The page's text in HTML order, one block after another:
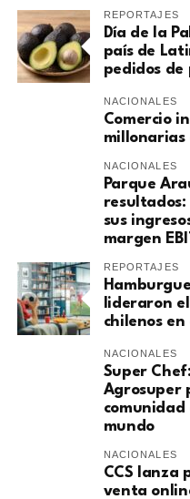
REPORTAJES
Día de la
país de
pedidos de
NACIONALES
Comercio
millonarias
NACIONALES
Parque
resultados:
sus
margen
REPORTAJES
lideraron
chilenos
NACIONALES
Super
Agrosuper
comunidad
mundo
NACIONALES
CCS lanza
venta